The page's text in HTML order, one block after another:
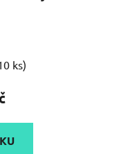
ks)